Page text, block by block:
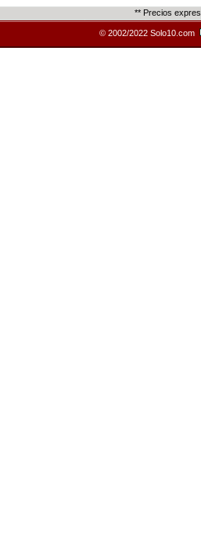
** Precios
© 2002/2022 Solo10.com